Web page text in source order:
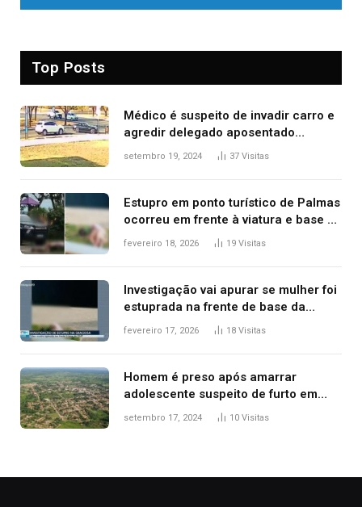
Top Posts
Médico é suspeito de invadir carro e
agredir delegado aposentado
durante confusão no trânsito
setembro 19, 2024 37 Visitas
Estupro em ponto turístico de Palmas
ocorreu em frente à viatura e base de
segurança; polícia investiga
fevereiro 18, 2026 19 Visitas
Investigação vai apurar se mulher foi
estuprada na frente de base da
Guarda Metropolitana de Palmas, diz
fevereiro 17, 2026 18 Visitas
Homem é preso após amarrar
adolescente suspeito de furto em
estaca de cerca e agredi-lo
setembro 17, 2024 10 Visitas